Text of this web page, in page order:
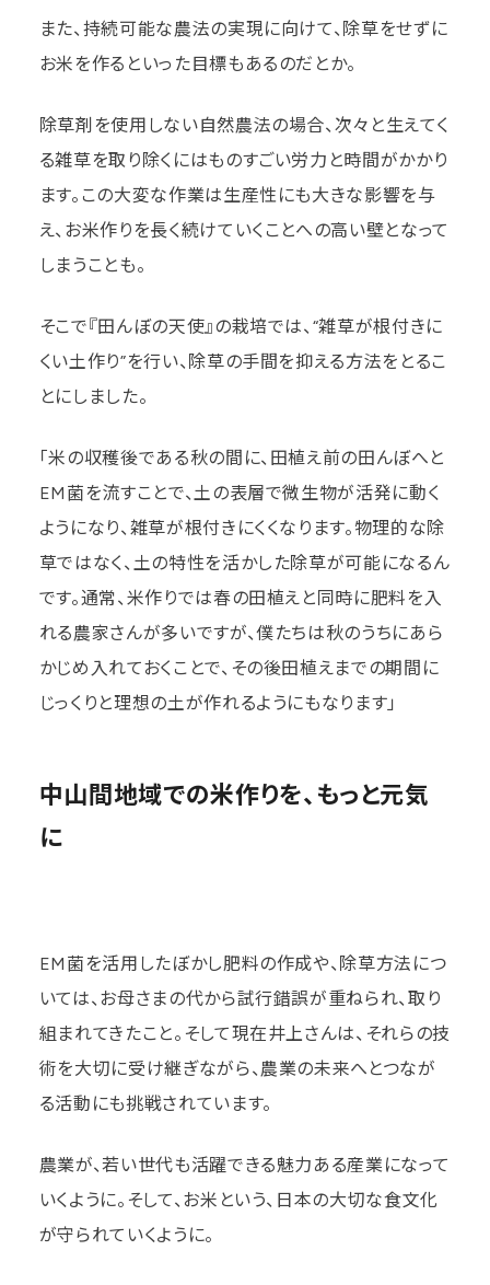
また、持続可能な農法の実現に向けて、除草をせずに
お米を作るといった目標もあるのだとか。
除草剤を使用しない自然農法の場合、次々と生えてく
る雑草を取り除くにはものすごい労力と時間がかかり
ます。この大変な作業は生産性にも大きな影響を与
え、お米作りを長く続けていくことへの高い壁となって
しまうことも。
そこで『田んぼの天使』の栽培では、“雑草が根付きに
くい土作り”を行い、除草の手間を抑える方法をとるこ
とにしました。
「米の収穫後である秋の間に、田植え前の田んぼへと
EM菌を流すことで、土の表層で微生物が活発に動く
ようになり、雑草が根付きにくくなります。物理的な除
草ではなく、土の特性を活かした除草が可能になるん
です。通常、米作りでは春の田植えと同時に肥料を入
れる農家さんが多いですが、僕たちは秋のうちにあら
かじめ入れておくことで、その後田植えまでの期間に
じっくりと理想の土が作れるようにもなります」
中山間地域での米作りを、もっと元気
に
EM菌を活用したぼかし肥料の作成や、除草方法につ
いては、お母さまの代から試行錯誤が重ねられ、取り
組まれてきたこと。そして現在井上さんは、それらの技
術を大切に受け継ぎながら、農業の未来へとつなが
る活動にも挑戦されています。
農業が、若い世代も活躍できる魅力ある産業になって
いくように。そして、お米という、日本の大切な食文化
が守られていくように。